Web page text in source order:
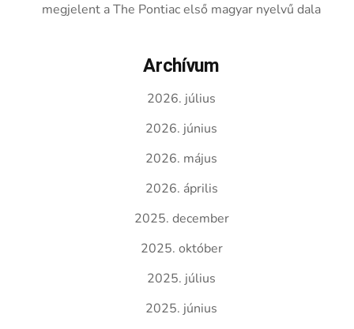
megjelent a The Pontiac első magyar nyelvű dala
Archívum
2026. július
2026. június
2026. május
2026. április
2025. december
2025. október
2025. július
2025. június